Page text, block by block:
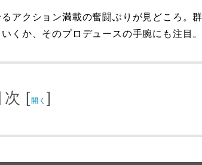
アクション満載の奮闘ぶりが見どころ。
くか、そのプロデュースの手腕にも注目。
次 [ 開く ]